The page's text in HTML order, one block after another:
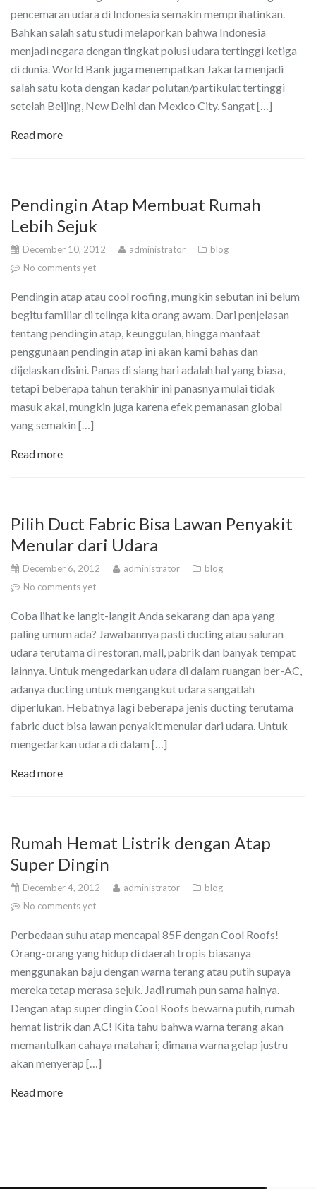
pencemaran udara di Indonesia semakin memprihatinkan.
Bahkan salah satu studi melaporkan bahwa Indonesia
menjadi negara dengan tingkat polusi udara tertinggi ketiga
di dunia. World Bank juga menempatkan Jakarta menjadi
salah satu kota dengan kadar polutan/partikulat tertinggi
setelah Beijing, New Delhi dan Mexico City. Sangat […]
Read more
Pendingin Atap Membuat Rumah
Lebih Sejuk
December 10, 2012 administrator
blog
No comments yet
Pendingin atap atau cool roofing, mungkin sebutan ini belum
begitu familiar di telinga kita orang awam. Dari penjelasan
tentang pendingin atap, keunggulan, hingga manfaat
penggunaan pendingin atap ini akan kami bahas dan
dijelaskan disini. Panas di siang hari adalah hal yang biasa,
tetapi beberapa tahun terakhir ini panasnya mulai tidak
masuk akal, mungkin juga karena efek pemanasan global
yang semakin […]
Read more
Pilih Duct Fabric Bisa Lawan Penyakit
Menular dari Udara
December 6, 2012 administrator
blog
No comments yet
Coba lihat ke langit-langit Anda sekarang dan apa yang
paling umum ada? Jawabannya pasti ducting atau saluran
udara terutama di restoran, mall, pabrik dan banyak tempat
lainnya. Untuk mengedarkan udara di dalam ruangan ber-AC,
adanya ducting untuk mengangkut udara sangatlah
diperlukan. Hebatnya lagi beberapa jenis ducting terutama
fabric duct bisa lawan penyakit menular dari udara. Untuk
mengedarkan udara di dalam […]
Read more
Rumah Hemat Listrik dengan Atap
Super Dingin
December 4, 2012 administrator
blog
No comments yet
Perbedaan suhu atap mencapai 85F dengan Cool Roofs!
Orang-orang yang hidup di daerah tropis biasanya
menggunakan baju dengan warna terang atau putih supaya
mereka tetap merasa sejuk. Jadi rumah pun sama halnya.
Dengan atap super dingin Cool Roofs bewarna putih, rumah
hemat listrik dan AC! Kita tahu bahwa warna terang akan
memantulkan cahaya matahari; dimana warna gelap justru
akan menyerap […]
Read more